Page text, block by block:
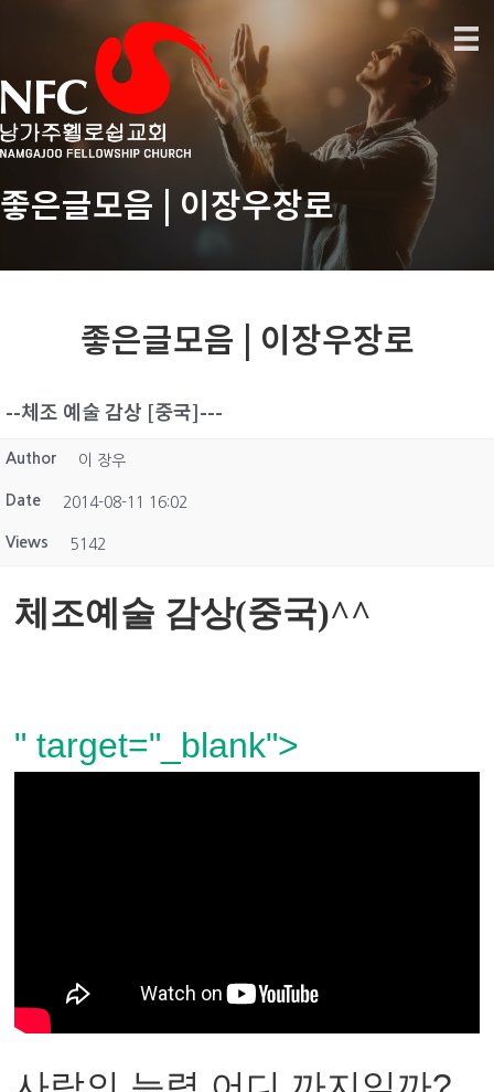
좋은글모음 | 이장우장로
좋은글모음 | 이장우장로
--체조 예술 감상 [중국]---
Author 이 장우
Date 2014-08-11 16:02
Views 5142
체조예술 감상(중국)^^
" target="_blank">